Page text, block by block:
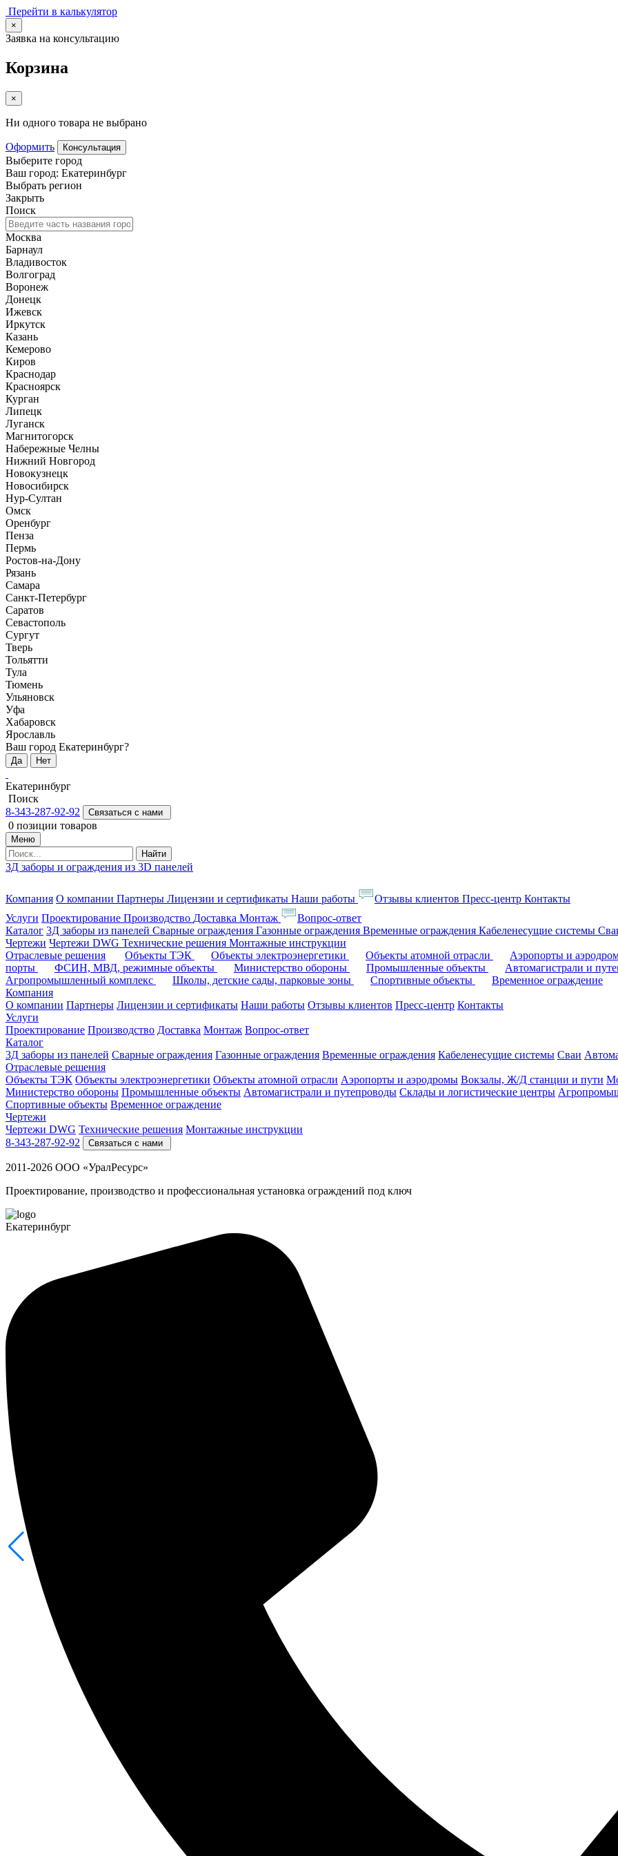
Перейти в калькулятор
×
Заявка на консультацию
Корзина
×
Ни одного товара не выбрано
Оформить Консультация
Выберите город
Ваш город: Екатеринбург
Выбрать регион
Закрыть
Поиск
Москва
Барнаул
Владивосток
Волгоград
Воронеж
Донецк
Ижевск
Иркутск
Казань
Кемерово
Киров
Краснодар
Красноярск
Курган
Липецк
Луганск
Магнитогорск
Набережные Челны
Нижний Новгород
Новокузнецк
Новосибирск
Нур-Султан
Омск
Оренбург
Пенза
Пермь
Ростов-на-Дону
Рязань
Самара
Санкт-Петербург
Саратов
Севастополь
Сургут
Тверь
Тольятти
Тула
Тюмень
Ульяновск
Уфа
Хабаровск
Ярославль
Ваш город Екатеринбург?
Да Нет
Екатеринбург
Поиск
8-343-287-92-92
Связаться с нами
0 позиции товаров
Меню
Найти
3Д заборы и ограждения из 3D панелей
Компания О компании Партнеры Лицензии и сертификаты Наши работы Отзывы клиентов Пресс-центр Контакты
Услуги Проектирование Производство Доставка Монтаж
Вопрос-ответ
Каталог 3Д заборы из панелей Сварные ограждения Газонные ограждения Временные ограждения Кабеленесущие системы
Чертежи Чертежи DWG Технические решения Монтажные инструкции
Отраслевые решения
Объекты ТЭК Объекты электроэнергетики Объекты атомной отрасли
Аэропорты и
порты
ФСИН, МВД, режимные объекты Министерство обороны Промышленные объекты
Автомагистрали и
Агропромышленный комплекс
Школы, детские сады, парковые зоны Спортивные объекты
Временное ограждение
Компания
О компании Партнеры Лицензии и сертификаты Наши работы Отзывы клиентов Пресс-центр Контакты
Услуги
Проектирование Производство Доставка Монтаж Вопрос-ответ
Каталог
3Д заборы из панелей Сварные ограждения Газонные ограждения Временные ограждения Кабеленесущие системы Cваи
Отраслевые решения
Объекты ТЭК Объекты электроэнергетики Объекты атомной отрасли Аэропорты и аэродромы Вокзалы, Ж/Д станции и пути
Министерство обороны Промышленные объекты Автомагистрали и путепроводы Склады и логистические центры
Спортивные объекты Временное ограждение
Чертежи
Чертежи DWG Технические решения Монтажные инструкции
8-343-287-92-92
Связаться с нами
2011-2026 ООО «УралРесурс»
Проектирование, производство и профессиональная установка ограждений под ключ
Екатеринбург